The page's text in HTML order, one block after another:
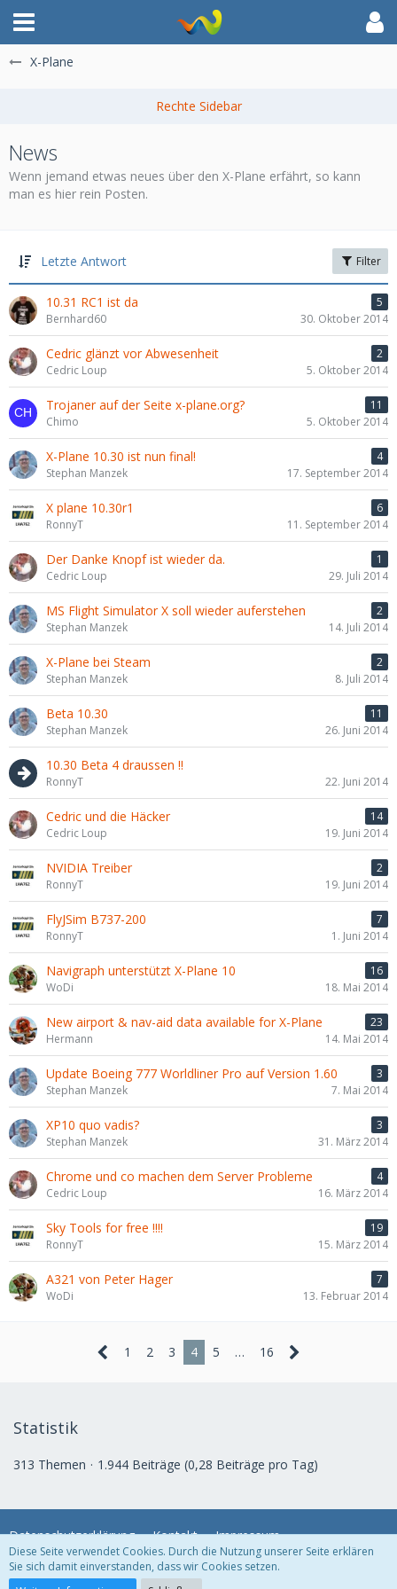
X-Plane
News
Wenn jemand etwas neues über den X-Plane erfährt, so kann
man es hier rein Posten.
Letzte Antwort Filter
10.31 RC1 ist da
5
Bernhard60
30. Oktober 2014
Cedric glänzt vor Abwesenheit
2
Cedric Loup
5. Oktober 2014
Trojaner auf der Seite x-plane.org?
11
Chimo
5. Oktober 2014
X-Plane 10.30 ist nun final!
4
Stephan Manzek
17. September 2014
X plane 10.30r1
6
RonnyT
11. September 2014
Der Danke Knopf ist wieder da.
1
Cedric Loup
29. Juli 2014
MS Flight Simulator X soll wieder auferstehen
2
Stephan Manzek
14. Juli 2014
X-Plane bei Steam
2
Stephan Manzek
8. Juli 2014
Beta 10.30
11
Stephan Manzek
26. Juni 2014
10.30 Beta 4 draussen !!
RonnyT 22. Juni 2014
Cedric und die Häcker
14
Cedric Loup
19. Juni 2014
NVIDIA Treiber
2
RonnyT
19. Juni 2014
FlyJSim B737-200
7
RonnyT
1. Juni 2014
Navigraph unterstützt X-Plane 10
16
WoDi
18. Mai 2014
New airport & nav-aid data available for X-Plane
23
Hermann
14. Mai 2014
Update Boeing 777 Worldliner Pro auf Version 1.60
3
Stephan Manzek
7. Mai 2014
XP10 quo vadis?
3
Stephan Manzek
31. März 2014
Chrome und co machen dem Server Probleme
4
Cedric Loup
16. März 2014
Sky Tools for free !!!!
19
RonnyT
15. März 2014
A321 von Peter Hager
7
WoDi
13. Februar 2014
1 2 3 4 5 … 16
Statistik
313 Themen 1.944 Beiträge (0,28 Beiträge pro Tag)
Datenschutzerklärung Kontakt Impressum
Diese Seite verwendet Cookies. Durch die Nutzung unserer Seite erklären
Sie sich damit einverstanden, dass wir Cookies setzen.